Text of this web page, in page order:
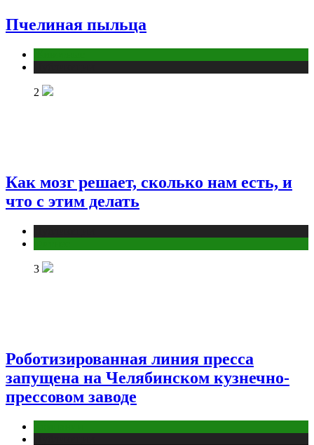
Пчелиная пыльца
2
Как мозг решает, сколько нам есть, и
что с этим делать
3
Роботизированная линия пресса
запущена на Челябинском кузнечно-
прессовом заводе